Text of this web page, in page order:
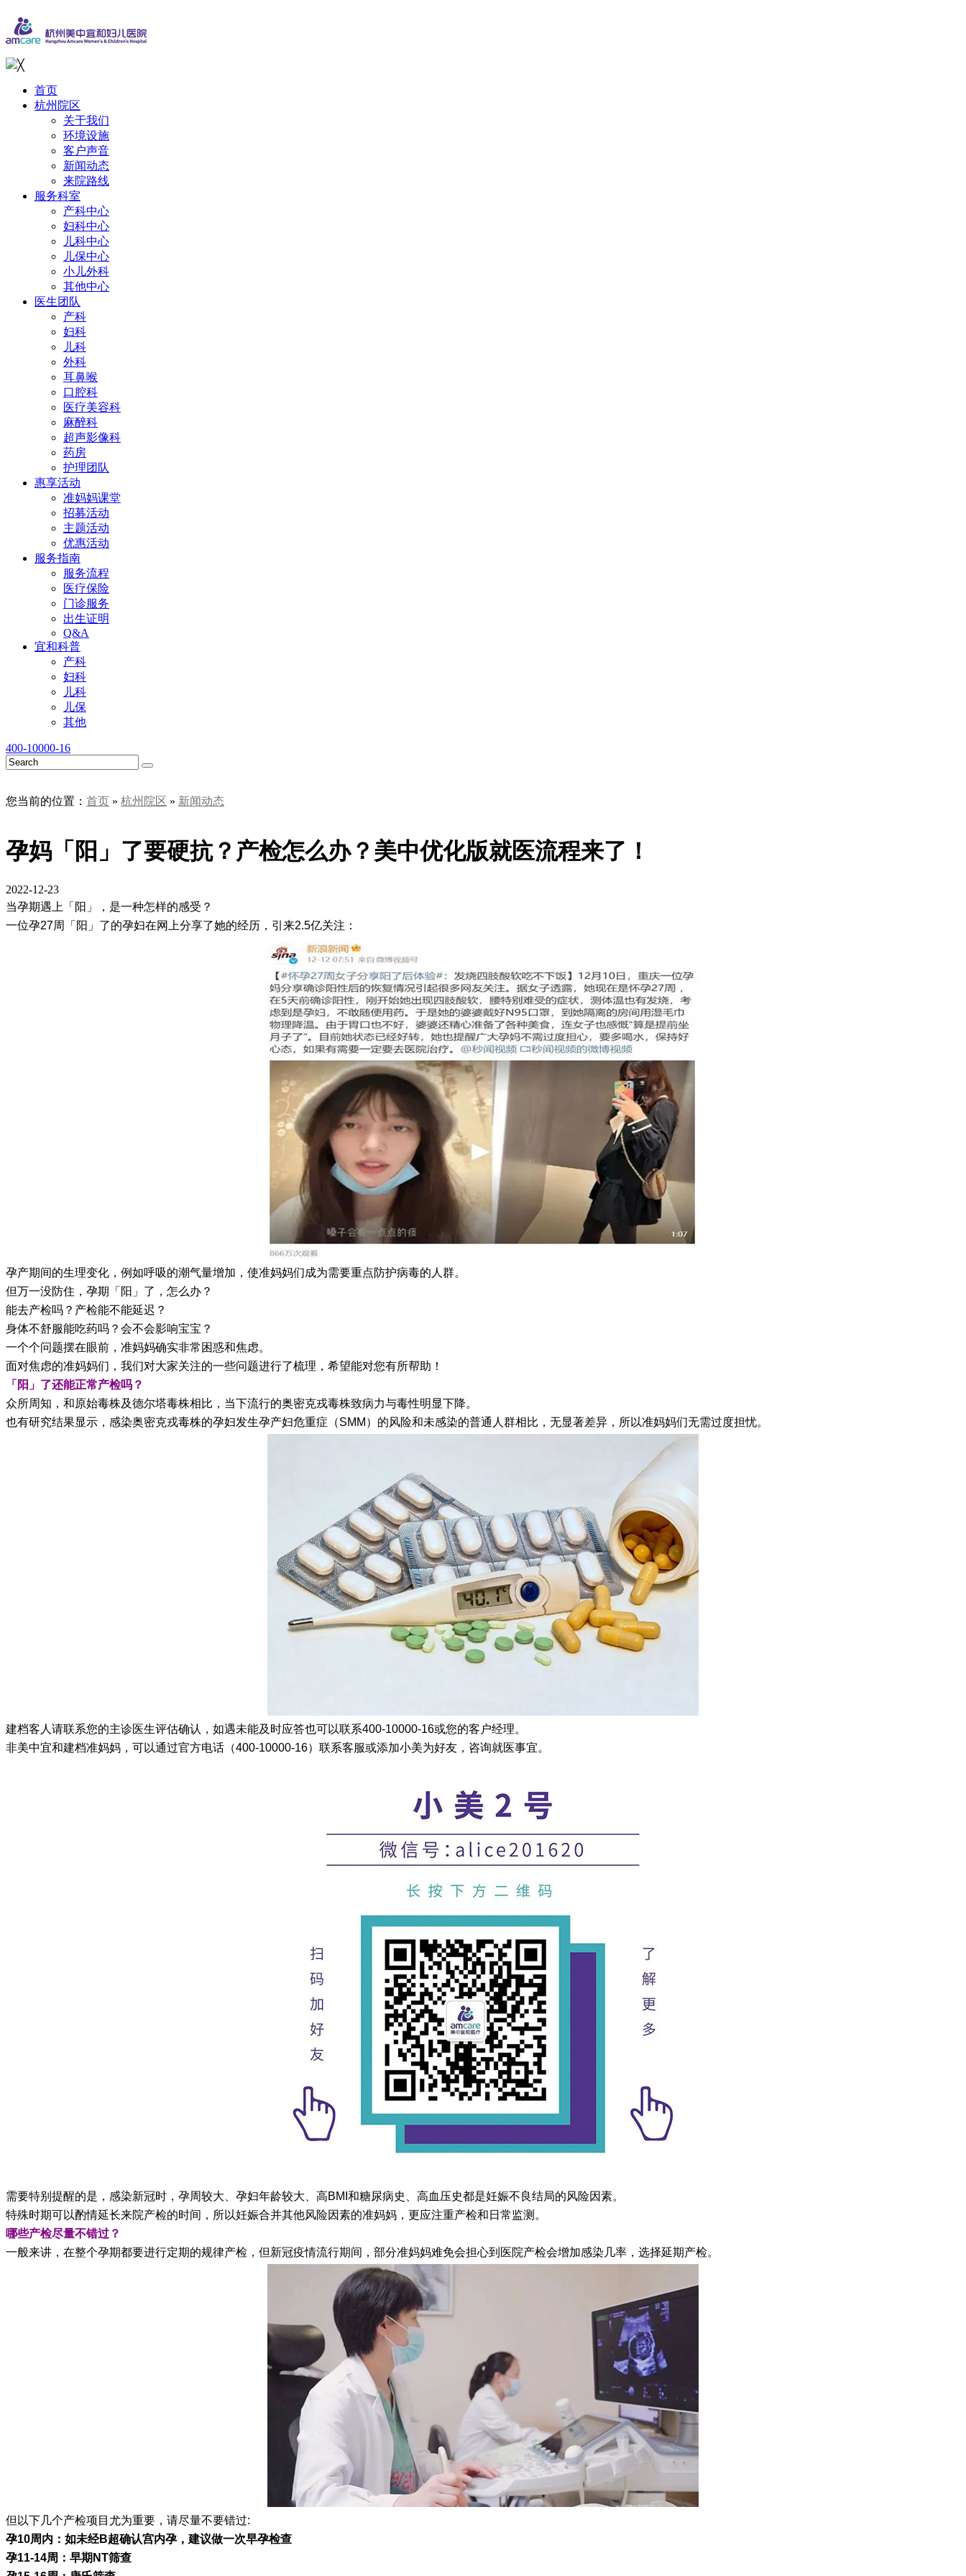
╳
首页
杭州院区
关于我们
环境设施
客户声音
新闻动态
来院路线
服务科室
产科中心
妇科中心
儿科中心
儿保中心
小儿外科
其他中心
医生团队
产科
妇科
儿科
外科
耳鼻喉
口腔科
医疗美容科
麻醉科
超声影像科
药房
护理团队
惠享活动
准妈妈课堂
招募活动
主题活动
优惠活动
服务指南
服务流程
医疗保险
门诊服务
出生证明
Q&A
宜和科普
产科
妇科
儿科
儿保
其他
400-10000-16
您当前的位置： 首页 » 杭州院区 » 新闻动态
孕妈「阳」了要硬抗？产检怎么办？美中优化版就医流程来了！
2022-12-23
当孕期遇上「阳」，是一种怎样的感受？
一位孕27周「阳」了的孕妇在网上分享了她的经历，引来2.5亿关注：
孕产期间的生理变化，例如呼吸的潮气量增加，使准妈妈们成为需要重点防护病毒的人群。
但万一没防住，孕期「阳」了，怎么办？
能去产检吗？产检能不能延迟？
身体不舒服能吃药吗？会不会影响宝宝？
一个个问题摆在眼前，准妈妈确实非常困惑和焦虑。
面对焦虑的准妈妈们，我们对大家关注的一些问题进行了梳理，希望能对您有所帮助！
「阳」了还能正常产检吗？
众所周知，和原始毒株及德尔塔毒株相比，当下流行的奥密克戎毒株致病力与毒性明显下降。
也有研究结果显示，感染奥密克戎毒株的孕妇发生孕产妇危重症（SMM）的风险和未感染的普通人群相比，无显著差异，所以准妈妈们无需过度担忧。
建档客人请联系您的主诊医生评估确认，如遇未能及时应答也可以联系400-10000-16或您的客户经理。
非美中宜和建档准妈妈，可以通过官方电话（400-10000-16）联系客服或添加小美为好友，咨询就医事宜。
需要特别提醒的是，感染新冠时，孕周较大、孕妇年龄较大、高BMI和糖尿病史、高血压史都是妊娠不良结局的风险因素。
特殊时期可以酌情延长来院产检的时间，所以妊娠合并其他风险因素的准妈妈，更应注重产检和日常监测。
哪些产检尽量不错过？
一般来讲，在整个孕期都要进行定期的规律产检，但新冠疫情流行期间，部分准妈妈难免会担心到医院产检会增加感染几率，选择延期产检。
但以下几个产检项目尤为重要，请尽量不要错过:
孕10周内：如未经B超确认宫内孕，建议做一次早孕检查
孕11-14周：早期NT筛查